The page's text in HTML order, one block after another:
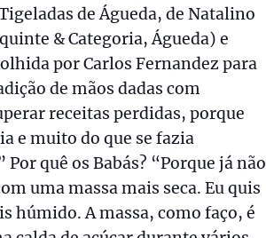
de Águeda, de Natalino
& Categoria, Águeda) e
por Carlos Fernandez para
de mãos dadas com
receitas perdidas, porque
e muito do que se fazia
quê os Babás? “Porque já não
uma massa mais seca. Eu quis
húmido. A massa, como faço, é